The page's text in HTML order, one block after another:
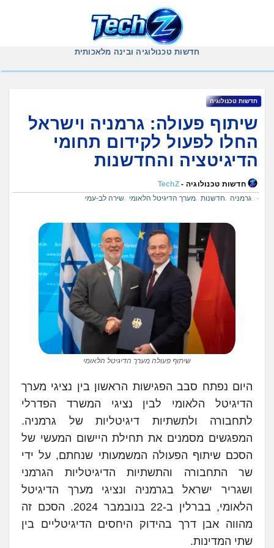
חדשות טכנולוגיה ובינה מלאכותית
חדשות טכנולוגיה
שיתוף פעולה: גרמניה וישראל
החלו לפעול לקידום תחומי
הדיגיטציה והחדשנות
חדשות טכנולוגיה -TechZ
גרמניה
חדשנות מערך הדיגיטל הלאומי שירה לב-עמי
שיתוף פעולה מערך הדיגיטל הלאומי
היום נפתח סבב הפגישות הראשון בין נציגי מערך
הדיגיטל הלאומי לבין נציגי המשרד הפדרלי
לתחבורה ולתשתיות דיגיטליות של גרמניה.
המפגשים מסמנים את תחילת היישום המעשי של
הסכם שיתוף הפעולה המשמעותי שנחתם, על ידי
שר התחבורה והתשתיות הדיגיטליות הגרמני
ושגריר ישראל בגרמניה ונציגי מערך הדיגיטל
הלאומי, בברלין ב-22 בנובמבר 2024. הסכם זה
מהווה אבן דרך בהידוק היחסים הדיגיטליים בין
שתי המדינות.